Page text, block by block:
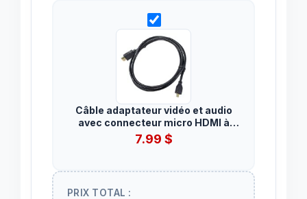
Câble adaptateur vidéo et audio
avec connecteur micro HDMI à
HDMI 6 pieds
7.99 $
PRIX TOTAL :